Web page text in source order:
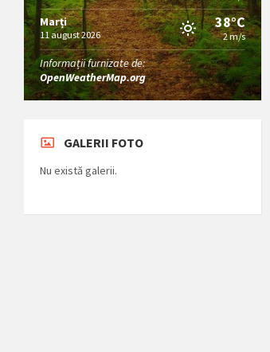
Marți
11 august 2026
38°C
2 m/s
Informații furnizate de:
OpenWeatherMap.org
GALERII FOTO
Nu există galerii.